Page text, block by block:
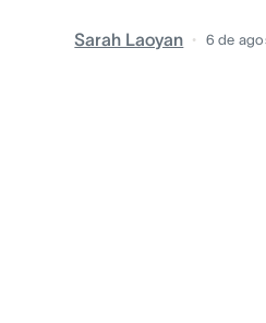
Sarah Laoyan 6 de